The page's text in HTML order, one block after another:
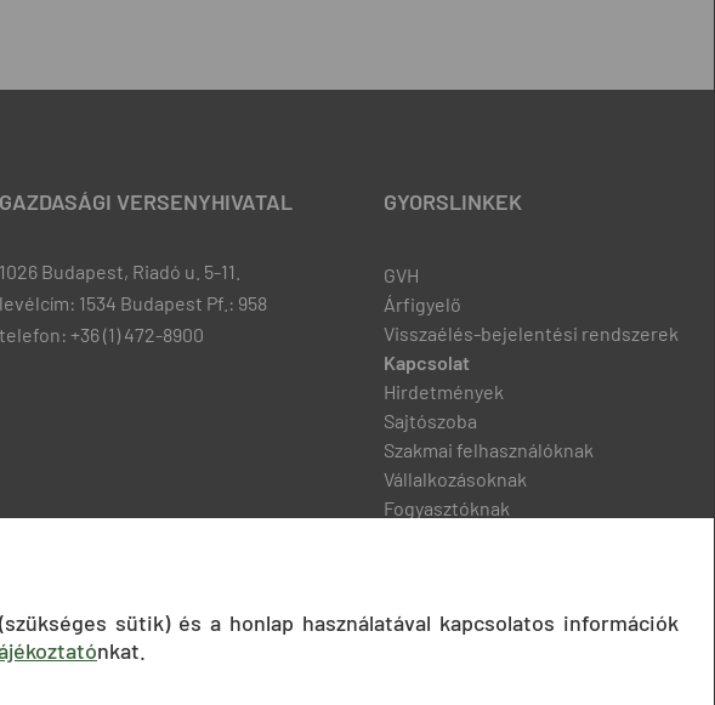
GAZDASÁGI VERSENYHIVATAL
1026 Budapest, Riadó u. 5-11.
levélcím: 1534 Budapest Pf.: 958
telefon: +36 (1) 472-8900
GYORSLINKEK
GVH
Árfigyelő
Visszaélés-bejelentési rendszerek
Kapcsolat
Hirdetmények
Sajtószoba
Szakmai felhasználóknak
Vállalkozásoknak
Fogyasztóknak
sütik) és a honlap használatával kapcsolatos információk
nkat.